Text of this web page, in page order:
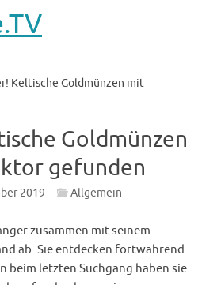
Keltische Goldmünzen mit
Goldmünzen
gefunden
2019 Allgemein
zusammen mit seinem
ab. Sie entdecken fortwährend
beim letzten Suchgang haben sie